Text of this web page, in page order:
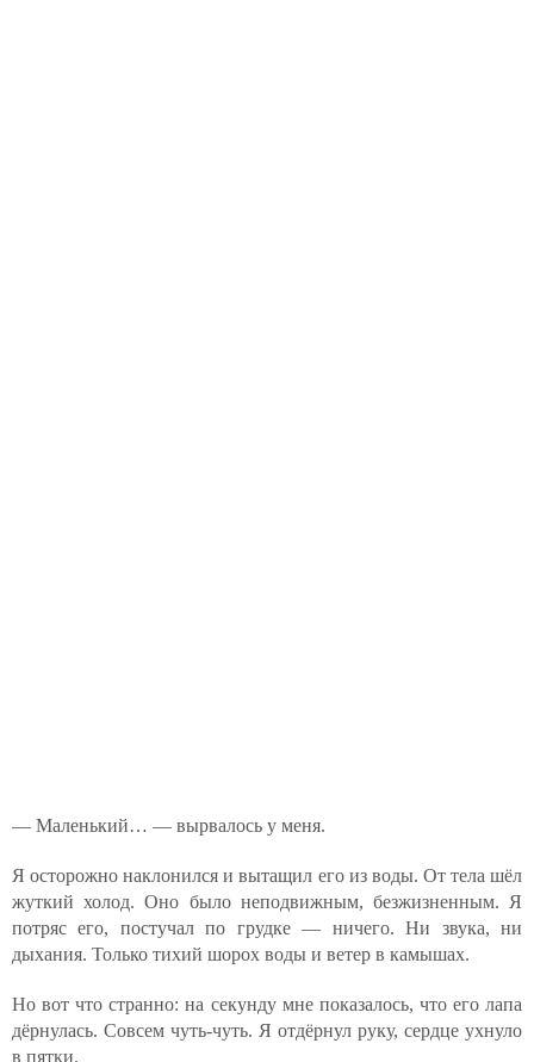
— Маленький… — вырвалось у меня.
Я осторожно наклонился и вытащил его из воды. От тела шёл
жуткий холод. Оно было неподвижным, безжизненным. Я
потряс его, постучал по грудке — ничего. Ни звука, ни
дыхания. Только тихий шорох воды и ветер в камышах.
Но вот что странно: на секунду мне показалось, что его лапа
дёрнулась. Совсем чуть-чуть. Я отдёрнул руку, сердце ухнуло
в пятки.